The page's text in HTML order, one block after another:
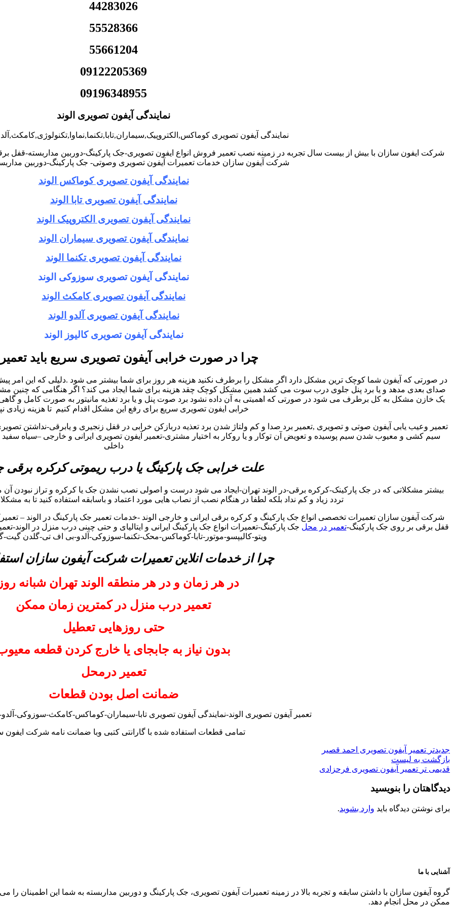
44283026
55528366
55661204
09122205369
09196348955
نمایندگی آیفون تصویری الوند
نمایندگی آیفون تصویری
شرکت ایفون سازان با بیش از بیست سال تجربه در زمینه نصب تعمیر فروش انواع ایفون تصویری-جک پارکینگ-دوربین مداربسته-قفل
شرکت آیفون سازان خدمات تعمیرات آیفون تصویری وصوتی- جک پارکینگ-دوربین
نمایندگی آیفون تصویری کوماکس الوند
نمایندگی آیفون تصویری تابا الوند
نمایندگی آیفون تصویری الکتروپیک الوند
نمایندگی آیفون تصویری سیماران الوند
نمایندگی آیفون تصویری تکنما الوند
نمایندگی آیفون تصویری سوزوکی الوند
نمایندگی آیفون تصویری کامکث الوند
نمایندگی آیفون تصویری آلدو الوند
نمایندگی آیفون تصویری کالیوز الوند
چرا در صورت خرابی آیفون تصویری سریع باید
در صورتی که آیفون شما کوچک ترین مشکل دارد اگر مشکل را برطرف نکنید هزینه هر روز برای شما بیشتر می شود .دلیلی که این امر پیش
صدای بعدی مدهد و یا برد پنل جلوی درب سوت می کشد همین مشکل کوچک چقد هزینه برای شما ایجاد می کند؟ اگر هنگامی که چنین
یک خازن مشکل به کل برطرف می شود در صورتی که اهمیتی به آن داده نشود برد صوت پنل و یا برد تغذیه مانیتور به صورت کامل و
خرابی ایفون تصویری سریع برای رفع این مشکل اقدام کنیم تا هزینه زیادی
تعمیر وعیب یابی آیفون صوتی و تصویری ,تعمیر برد صدا و کم ولتاژ شدن برد تعذیه دربازکن خرابی در قفل زنجیری و یابرقی-نداشتن
سیم کشی و معیوب شدن سیم پوسیده و تعویض آن توکار و یا روکار به اختیار مشتری-تعمیر آیفون تصویری ایرانی و خارجی –سیاه
داخلی
علت خرابی جک پارکینگ یا درب ریموتی کرکره
بیشتر مشکلاتی که در جک پارکینک-کرکره برقی-در الوند تهران-ایجاد می شود درست و اصولی نصب نشدن جک یا کرکره و تراز نبودن
تردد زیاد و کم نداد بلکه لطفا در هنگام نصب از نصاب هایی مورد اعتماد و باسابقه استفاده کنید تا به
شرکت آیفون سازان تعمیرات تخصصی انواع جک پارکینگ و کرکره برقی ایرانی و خارجی الوند -خدمات تعمیر جک پارکینگ در الوند –
قفل برقی بر روی جک پارکینگ-تعمیر در محل جک پارکینگ-تعمیرات انواع جک پارکینگ ایرانی و ایتالیای و حتی چینی درب منزل در الوند-
ویتو-کالیپسو-موتور-تابا-کوماکس-محک-تکنما-سوزوکی-آلدو-بی اف تی-گلدن گیت-
چرا از خدمات انلاین تعمیرات شرکت آیفون سازان
در هر زمان و در هر منطقه الوند تهران شبانه
تعمیر درب منزل در کمترین زمان ممکن
حتی روزهایی تعطیل
بدون نیاز به جابجای یا خارج کردن قطعه
تعمیر درمحل
ضمانت اصل بودن قطعات
تعمیر آیفون تصویری الوند-نمایندگی آیفون تصویری تابا-سیماران-کوماکس-کامکث-سوزوکی-آلدو-
تمامی قطعات استفاده شده با گارانتی کتبی وبا ضمانت نامه شرکت ایفون
جدیدتر تعمیر آیفون تصویری احمد قصیر
بازگشت به لیست
قدیمی تر تعمیر آیفون تصویری فرحزادی
دیدگاهتان را بنویسید
برای نوشتن دیدگاه باید وارد بشوید.
آشنایی با ما
گروه آیفون سازان با داشتن سابقه و تجربه بالا در زمینه تعمیرات آیفون تصویری، جک پارکینگ و دوربین مداربسته به شما این اطمینان را
ممکن در محل انجام دهد.